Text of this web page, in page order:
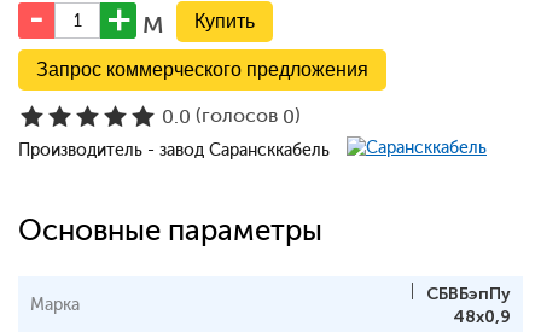
м
Запрос коммерческого предложения
0.0 (голосов 0)
Производитель - завод Сарансккабель
Основные параметры
Марка
СБВБэпПу
48х0,9